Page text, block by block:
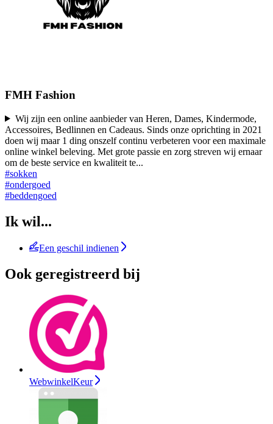
FMH Fashion
Wij zijn een online aanbieder van Heren, Dames, Kindermode,
Accessoires, Bedlinnen en Cadeaus. Sinds onze oprichting in 2021
doen wij maar 1 ding onszelf continu verbeteren voor een maximale
online winkel beleving. Met grote passie en zorg streven wij ernaar
om de beste service en kwaliteit te...
#sokken
#ondergoed
#beddengoed
Ik wil...
Een geschil indienen
Ook geregistreerd bij
WebwinkelKeur